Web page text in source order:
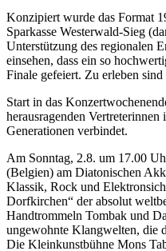
Konzipiert wurde das Format
Sparkasse Westerwald-Sieg
Unterstützung des regionalen
einsehen, dass ein so
Finale gefeiert. Zu erleben
Start in das
herausragenden
Generationen verbindet.
Am Sonntag, 2.8. um 17.00
(Belgien) am Diatonischen
Klassik, Rock und
Dorfkirchen“ der absolut
Handtrommeln Tombak und
ungewohnte Klangwelten, die
Die Kleinkunstbühne Mons